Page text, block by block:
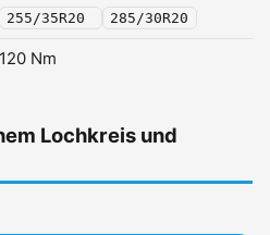
255/35R20 285/30R20
120 Nm
Lochkreis und